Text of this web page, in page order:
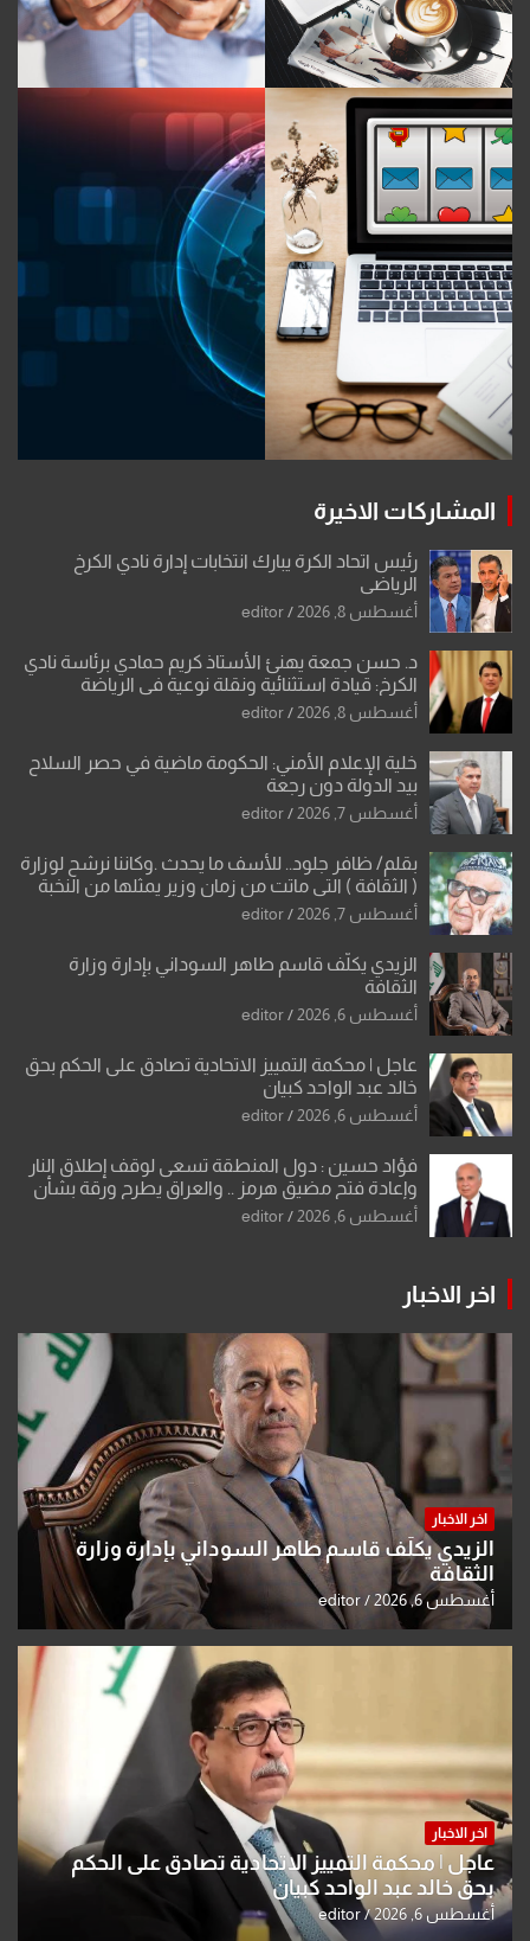
المشاركات الاخيرة
رئيس اتحاد الكرة يبارك انتخابات إدارة نادي الكرخ
الرياضي
أغسطس 8, 2026 editor
د. حسن جمعة يهنئ الأستاذ كريم حمادي برئاسة نادي
الكرخ: قيادة استثنائية ونقلة نوعية في الرياضة
العراقية
أغسطس 8, 2026 editor
خلية الإعلام الأمني: الحكومة ماضية في حصر السلاح
بيد الدولة دون رجعة
أغسطس 7, 2026 editor
بقلم/ ظافر جلود.. للأسف ما يحدث .وكاننا نرشح لوزارة
( الثقافة ) التي ماتت من زمان وزير يمثلها من النخبة
والإرث العظيم للثقافة العراقية..
أغسطس 7, 2026 editor
الزيدي يكلّف قاسم طاهر السوداني بإدارة وزارة
الثقافة
أغسطس 6, 2026 editor
عاجل | محكمة التمييز الاتحادية تصادق على الحكم بحق
خالد عبد الواحد كبيان
أغسطس 6, 2026 editor
فؤاد حسين : دول المنطقة تسعى لوقف إطلاق النار
وإعادة فتح مضيق هرمز .. والعراق يطرح ورقة بشأن
تحولات القدس
أغسطس 6, 2026 editor
اخر الاخبار
اخر الاخبار
الزيدي يكلّف قاسم طاهر السوداني بإدارة وزارة
الثقافة
أغسطس 6, 2026 editor
اخر الاخبار
عاجل | محكمة التمييز الاتحادية تصادق على الحكم
بحق خالد عبد الواحد كبيان
أغسطس 6, 2026 editor